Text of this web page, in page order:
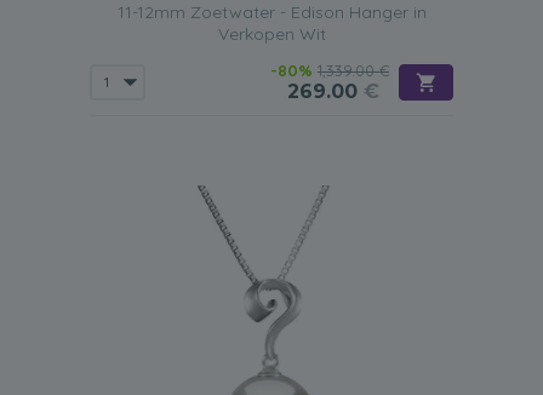
11-12mm Zoetwater - Edison Hanger in
Verkopen Wit
-80% 1,339.00 €
269.00 €